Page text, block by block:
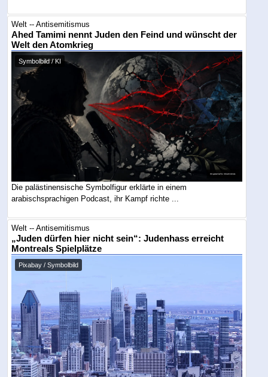
Welt -- Antisemitismus
Ahed Tamimi nennt Juden den Feind und wünscht der
Welt den Atomkrieg
Symbolbild / KI
Die palästinensische Symbolfigur erklärte in einem
arabischsprachigen Podcast, ihr Kampf richte ...
Welt -- Antisemitismus
„Juden dürfen hier nicht sein“: Judenhass erreicht
Montreals Spielplätze
Pixabay / Symbolbild